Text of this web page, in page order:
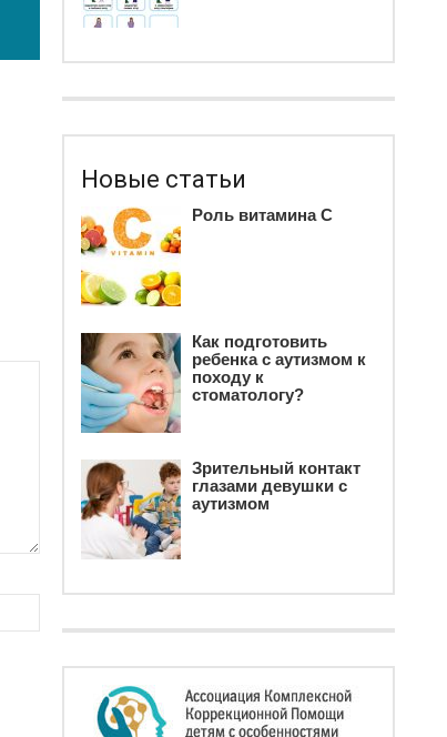
Новые статьи
Роль витамина С
Как подготовить
ребенка c аутизмом к
походу к
стоматологу?
Зрительный контакт
глазами девушки с
аутизмом